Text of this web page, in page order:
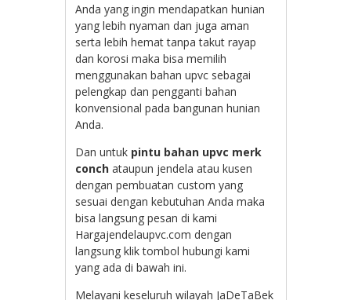
Anda yang ingin mendapatkan hunian
yang lebih nyaman dan juga aman
serta lebih hemat tanpa takut rayap
dan korosi maka bisa memilih
menggunakan bahan upvc sebagai
pelengkap dan pengganti bahan
konvensional pada bangunan hunian
Anda.
Dan untuk pintu bahan upvc merk
conch ataupun jendela atau kusen
dengan pembuatan custom yang
sesuai dengan kebutuhan Anda maka
bisa langsung pesan di kami
Hargajendelaupvc.com dengan
langsung klik tombol hubungi kami
yang ada di bawah ini.
Melayani keseluruh wilayah JaDeTaBek